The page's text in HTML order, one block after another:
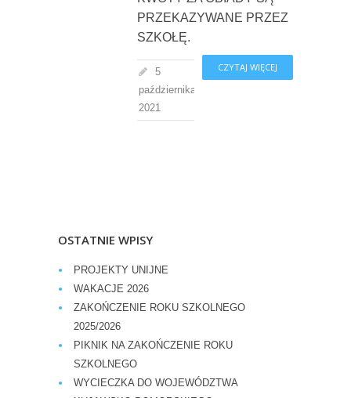
PRZEKAZYWANE PRZEZ
SZKOŁĘ.
CZYTAJ WIĘCEJ
5
października,
2021
OSTATNIE WPISY
PROJEKTY UNIJNE
WAKACJE 2026
ZAKOŃCZENIE ROKU SZKOLNEGO
2025/2026
PIKNIK NA ZAKOŃCZENIE ROKU
SZKOLNEGO
WYCIECZKA DO WOJEWÓDZTWA